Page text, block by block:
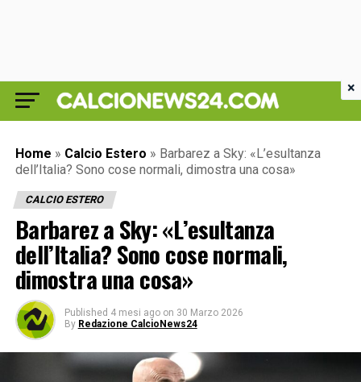
Home » Calcio Estero » Barbarez a Sky: «L’esultanza
dell’Italia? Sono cose normali, dimostra una cosa»
CALCIO ESTERO
Barbarez a Sky: «L’esultanza
dell’Italia? Sono cose normali,
dimostra una cosa»
Published 4 mesi ago on 30 Marzo 2026
By Redazione CalcioNews24
×